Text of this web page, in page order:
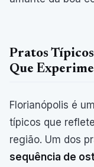
Pratos
Que
Florianópolis é
típicos que
região. Um dos
sequência de